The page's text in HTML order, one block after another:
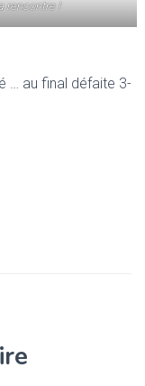
rencontre !
… au final défaite 3-